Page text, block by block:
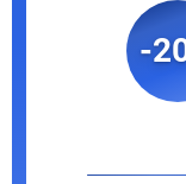
-